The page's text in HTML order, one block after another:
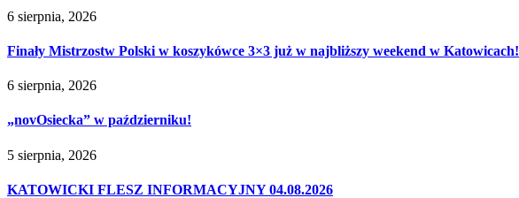
6 sierpnia, 2026
Finały Mistrzostw Polski w koszykówce 3×3 już w najbliższy weekend w Katowicach!
6 sierpnia, 2026
„novOsiecka” w październiku!
5 sierpnia, 2026
KATOWICKI FLESZ INFORMACYJNY 04.08.2026